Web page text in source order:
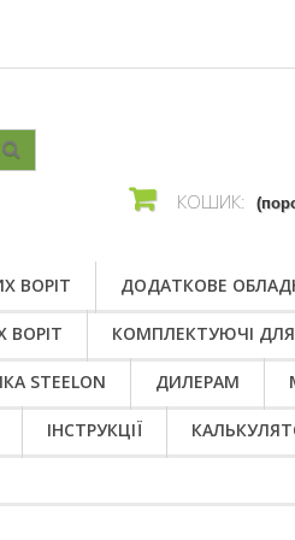
КОШИК:
ВОРІТ ДОДАТКОВЕ
ВОРІТ КОМПЛЕКТУЮЧІ ДЛЯ
STEELON ДИЛЕРАМ
ІНСТРУКЦІЇ